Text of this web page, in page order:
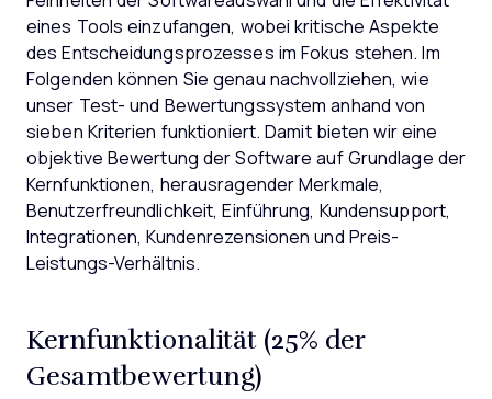
eines Tools einzufangen, wobei kritische Aspekte
des Entscheidungsprozesses im Fokus stehen. Im
Folgenden können Sie genau nachvollziehen, wie
unser Test- und Bewertungssystem anhand von
sieben Kriterien funktioniert. Damit bieten wir eine
objektive Bewertung der Software auf Grundlage der
Kernfunktionen, herausragender Merkmale,
Benutzerfreundlichkeit, Einführung, Kundensupport,
Integrationen, Kundenrezensionen und Preis-
Leistungs-Verhältnis.
Kernfunktionalität (25% der
Gesamtbewertung)